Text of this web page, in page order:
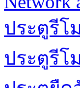
ประตูรีโ
ประตูรีโ